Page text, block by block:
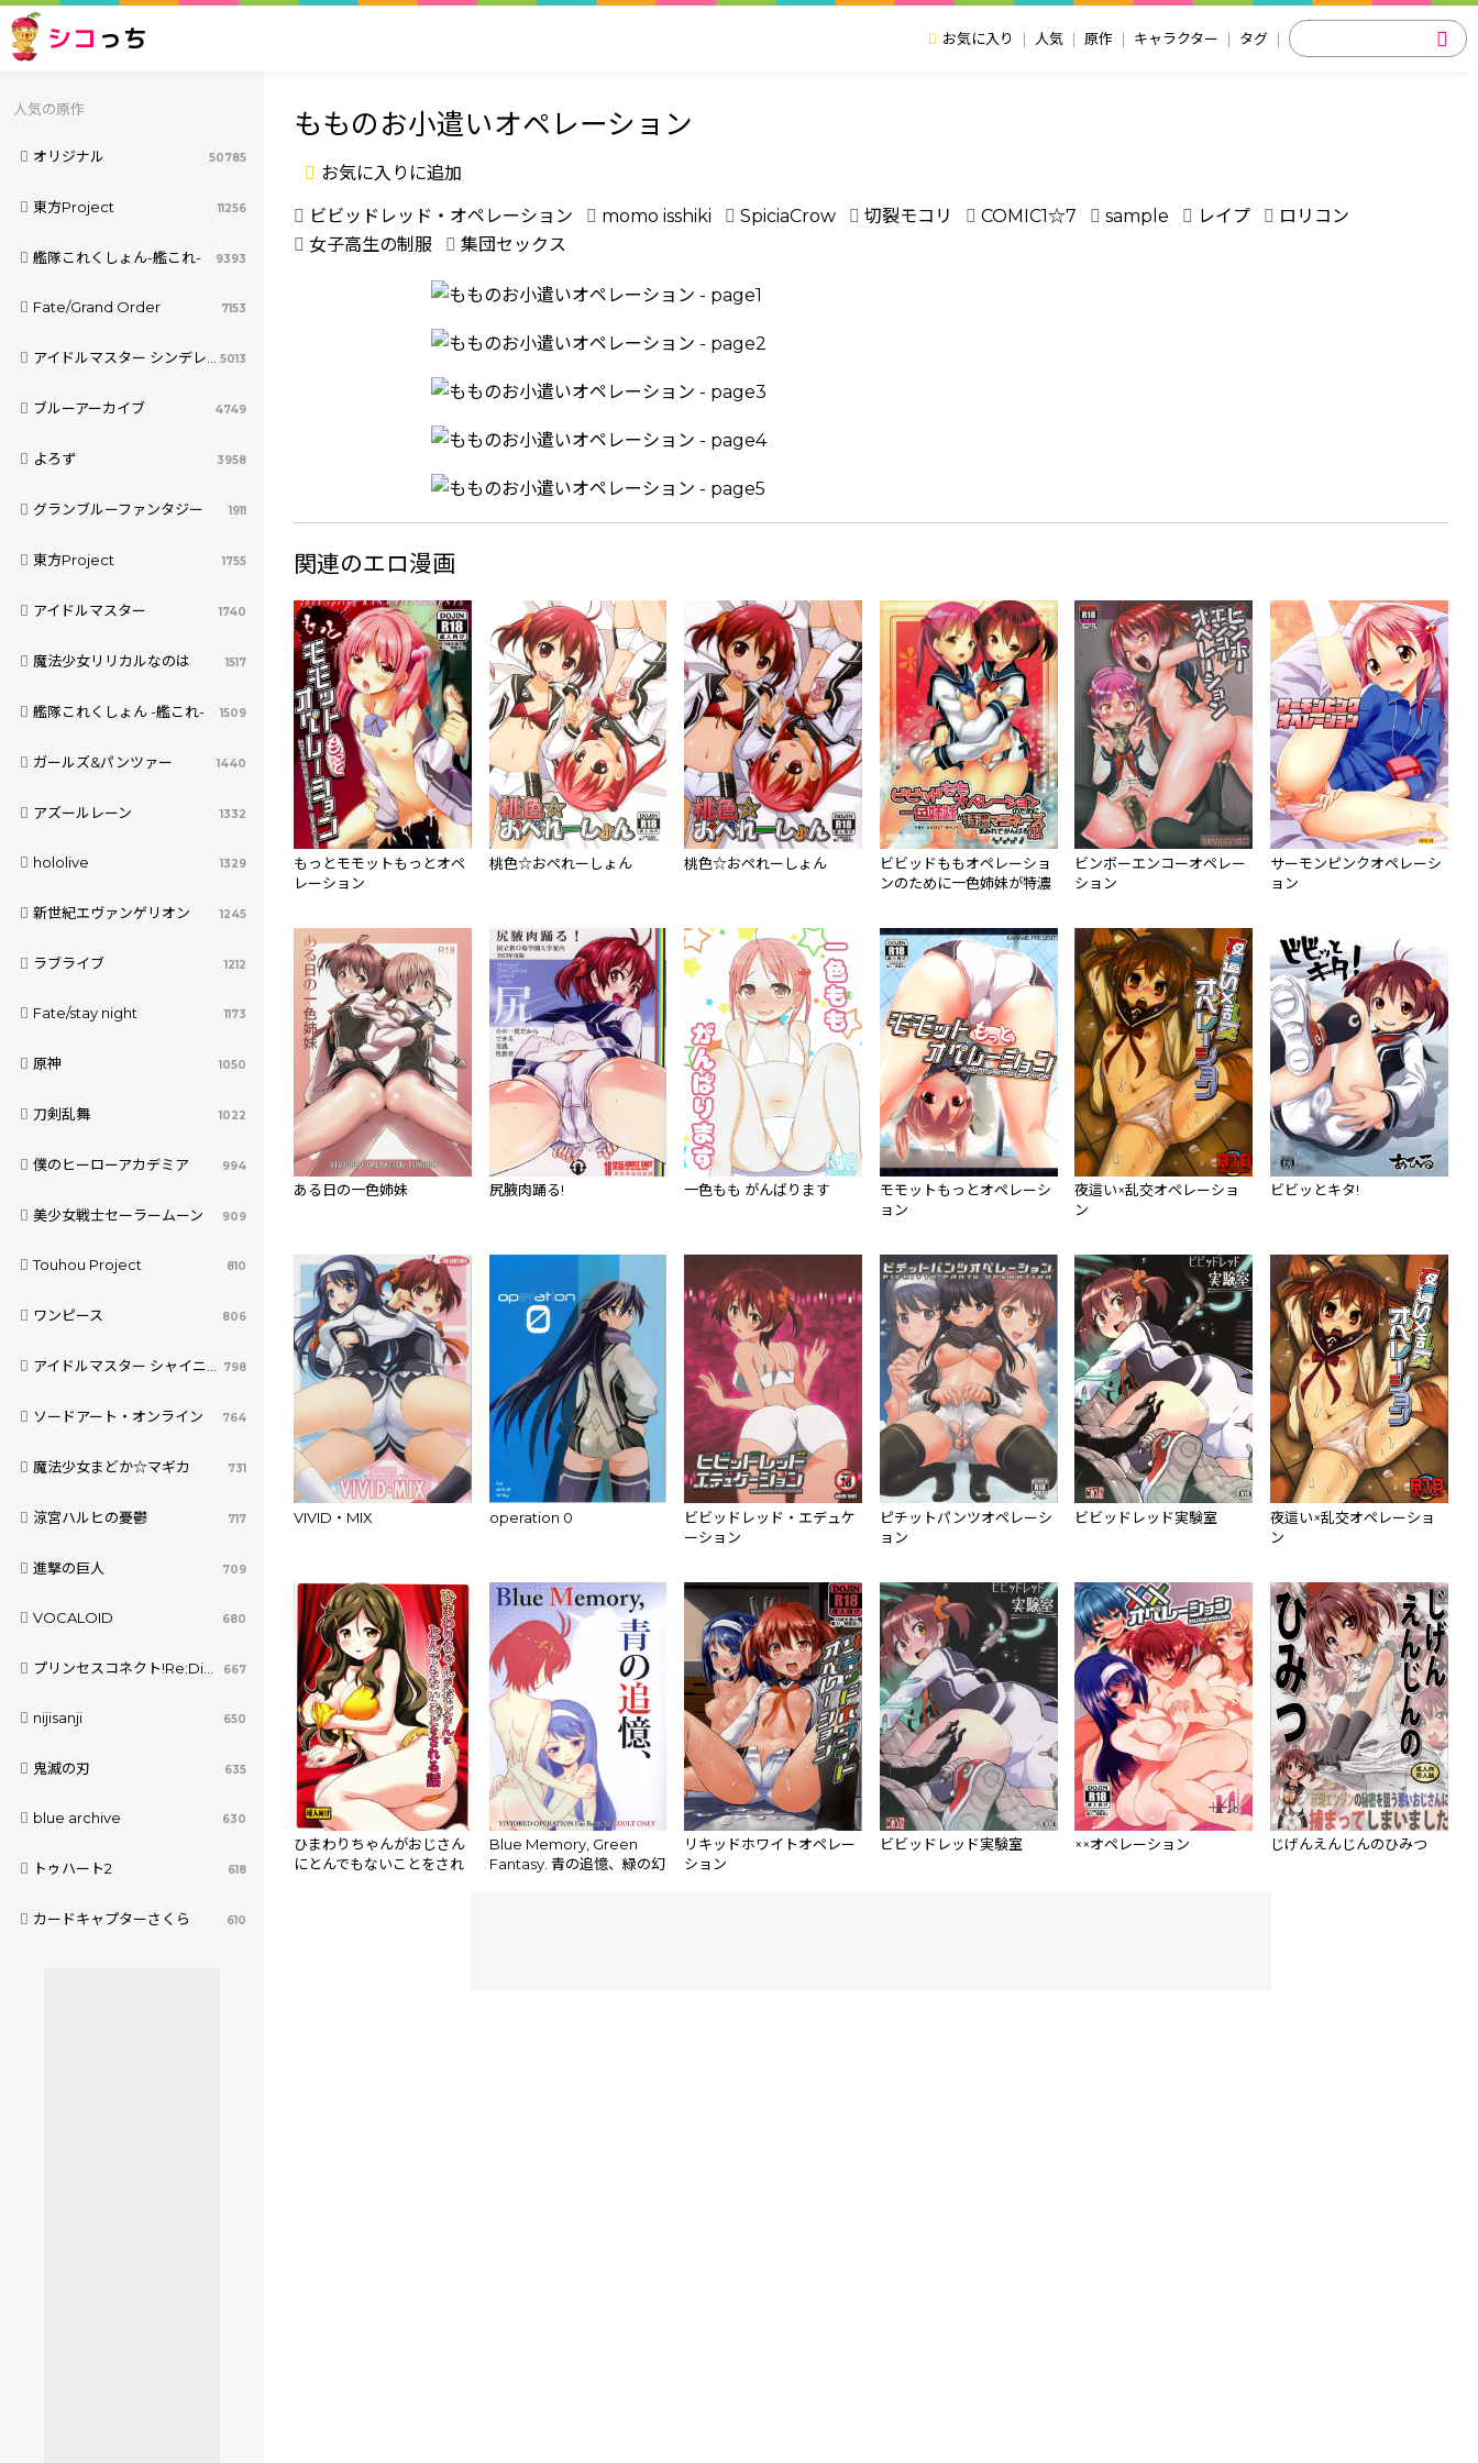
シコ っち お気に入り 人気 原作 キャラクター タグ
人気の原作
オリジナル 50785
東方Project 11256
艦隊これくしょん-艦これ- 9393
Fate/Grand Order 7153
アイドルマスター シンデレラガールズ 5013
ブルーアーカイブ 4749
よろず 3958
グランブルーファンタジー 1911
東方Project 1755
アイドルマスター 1740
魔法少女リリカルなのは 1517
艦隊これくしょん -艦これ- 1509
ガールズ&パンツァー 1440
アズールレーン 1332
hololive 1329
新世紀エヴァンゲリオン 1245
ラブライブ 1212
Fate/stay night 1173
原神 1050
刀剣乱舞 1022
僕のヒーローアカデミア 994
美少女戦士セーラームーン 909
Touhou Project 810
ワンピース 806
アイドルマスター シャイニーカラーズ 798
ソードアート・オンライン 764
魔法少女まどか☆マギカ 731
涼宮ハルヒの憂鬱 717
進撃の巨人 709
VOCALOID 680
プリンセスコネクト!Re:Dive 667
nijisanji 650
鬼滅の刃 635
blue archive 630
トゥハート2 618
カードキャプターさくら 610
もものお小遣いオペレーション
お気に入りに追加
ビビッドレッド・オペレーション momo isshiki SpiciaCrow 切裂モコリ COMIC1☆7 sample レイプ
ロリコン
女子高生の制服
集団セックス
関連のエロ漫画
もっとモモットもっとオペ
レーション
桃色☆おぺれーしょん 桃色☆おぺれーしょん
ビビッドももオペレーショ
ンのために一色姉妹が特濃
ビンボーエンコーオペレー
ション
サーモンピンクオペレーシ
ョン
ある日の一色姉妹 尻腋肉踊る! 一色もも がんばります
モモットもっとオペレーシ
ョン
夜這い×乱交オペレーショ
ン
ビビッとキタ!
VIVID・MIX operation 0
ビビッドレッド・エデュケ
ーション
ピチットパンツオペレーシ
ョン
ビビッドレッド実験室
夜這い×乱交オペレーショ
ン
ひまわりちゃんがおじさん
にとんでもないことをされ
Blue Memory, Green
Fantasy. 青の追憶、緑の幻
リキッドホワイトオペレー
ション
ビビッドレッド実験室 ××オペレーション じげんえんじんのひみつ